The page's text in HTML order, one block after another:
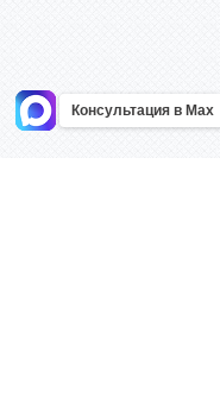
Консультация в Max